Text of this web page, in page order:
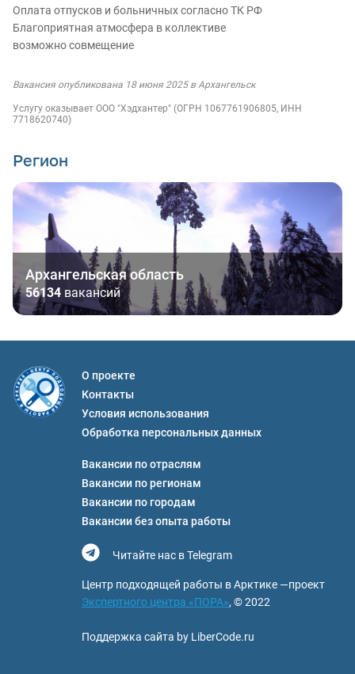
Оплата отпусков и больничных согласно ТК РФ
Благоприятная атмосфера в коллективе
возможно совмещение
Вакансия опубликована 18 июня 2025 в Архангельск
Услугу оказывает ООО "Хэдхантер" (ОГРН 1067761906805, ИНН
7718620740)
Регион
Архангельская область
56134 вакансий
О проекте
Контакты
Условия использования
Обработка персональных данных
Вакансии по отраслям
Вакансии по регионам
Вакансии по городам
Вакансии без опыта работы
Читайте нас в Telegram
Центр подходящей работы в Арктике —проект
Экспертного центра «ПОРА», © 2022
Поддержка сайта by LiberCode.ru